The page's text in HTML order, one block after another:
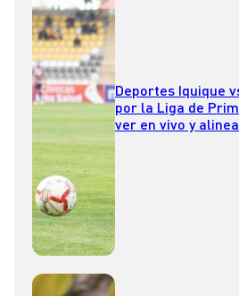
Deportes Iquique
por la Liga de
ver en vivo y